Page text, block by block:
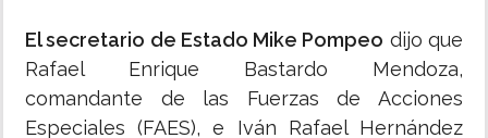
El secretario de Estado Mike Pompeo dijo que
Rafael Enrique Bastardo Mendoza,
comandante de las Fuerzas de Acciones
Especiales (FAES), e Iván Rafael Hernández